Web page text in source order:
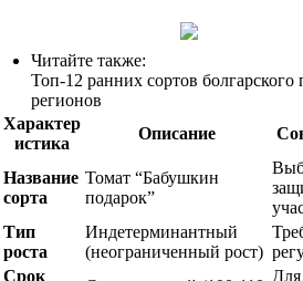
Читайте также:
Топ-12 ранних сортов болгарского
регионов
Характер
истика
Описание
Название
сорта
Томат “Бабушкин
подарок”
Тип
роста
Индетерминантный
(неограниченный рост)
Срок
Для